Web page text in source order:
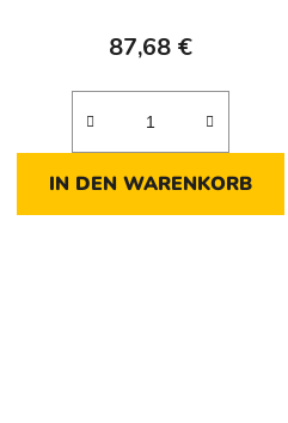
87,68 €
IN DEN WARENKORB